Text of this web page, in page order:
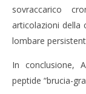
sovraccarico
articolazioni della
lombare
In conclusione,
peptide “brucia-